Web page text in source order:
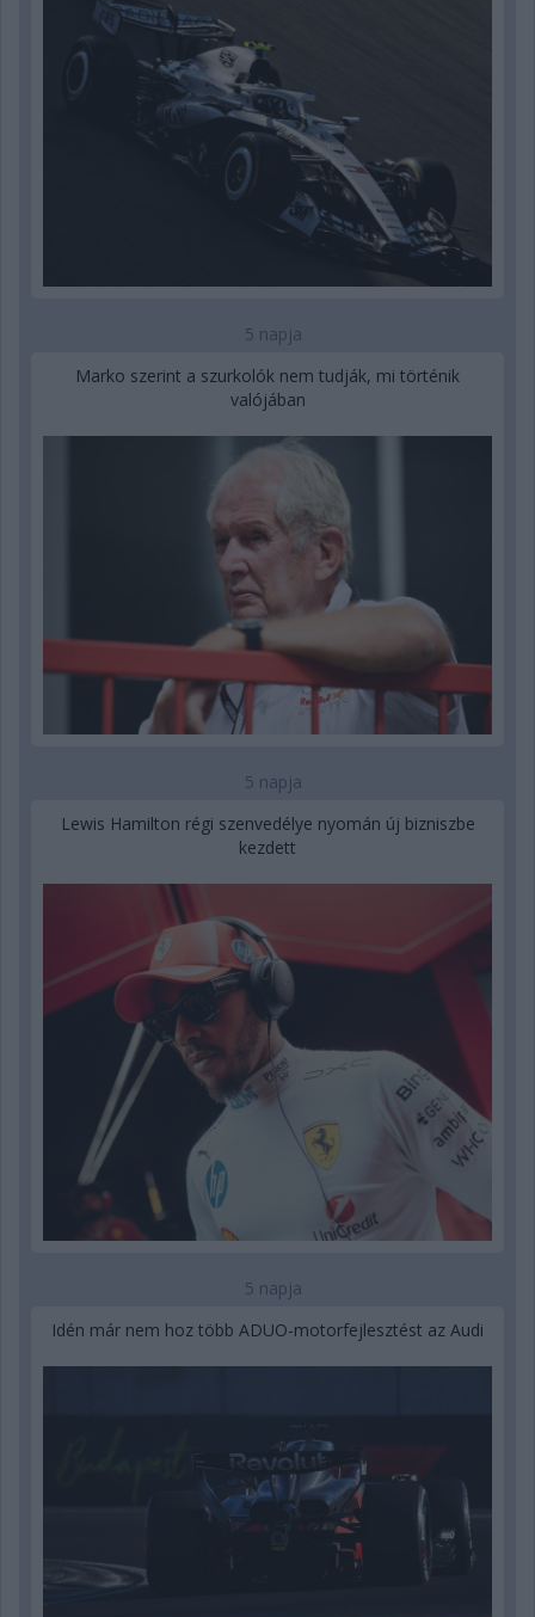
5 napja
Marko szerint a szurkolók nem tudják, mi történik
valójában
5 napja
Lewis Hamilton régi szenvedélye nyomán új bizniszbe
kezdett
5 napja
Idén már nem hoz több ADUO-motorfejlesztést az Audi